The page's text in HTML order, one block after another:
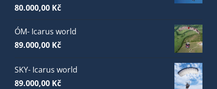
80.000,00 Kč
ÓM- Icarus world
89.000,00 Kč
SKY- Icarus world
89.000,00 Kč